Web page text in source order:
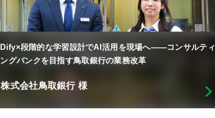
Dify×段階的な学習設計でAI活用を現場へ――コンサルティ
ングバンクを目指す鳥取銀行の業務改革
株式会社鳥取銀行 様